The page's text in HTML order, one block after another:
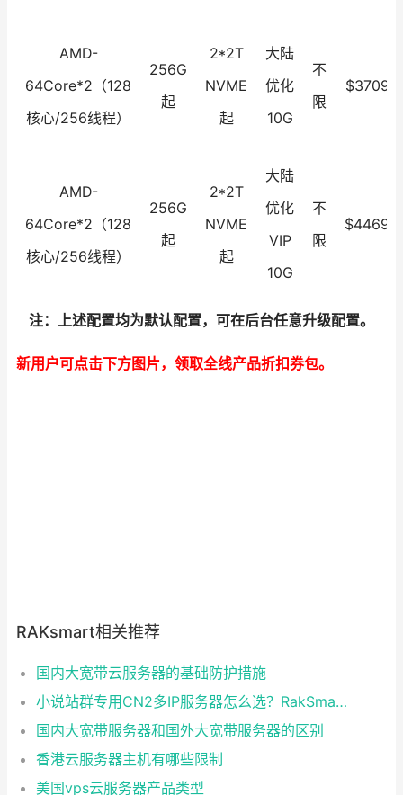
AMD-
64Core*2（128
核心/256线程）
256G
起
2*2T
NVME
起
大陆
优化
10G
不
限
AMD-
64Core*2（128
核心/256线程）
256G
起
2*2T
NVME
起
大陆
优化
VIP
10G
不
限
注：上述配置均为默认配置，可在后台任意升级配置。
新用户可点击下方图片，领取全线产品折扣券包。
RAKsmart相关推荐
国内大宽带云服务器的基础防护措施
小说站群专用CN2多IP服务器怎么选？RakSmart高稳定站群服务器助力小说SEO流量暴涨
国内大宽带服务器和国外大宽带服务器的区别
香港云服务器主机有哪些限制
美国vps云服务器产品类型